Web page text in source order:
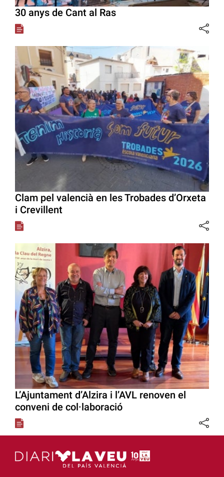
30 anys de Cant al Ras
Clam pel valencià en les Trobades d’Orxeta
i Crevillent
L’Ajuntament d’Alzira i l’AVL renoven el
conveni de col·laboració